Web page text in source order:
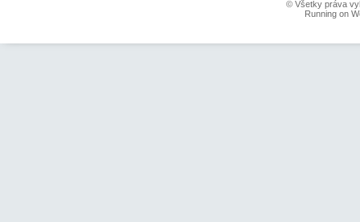
© Všetky práva
Running on